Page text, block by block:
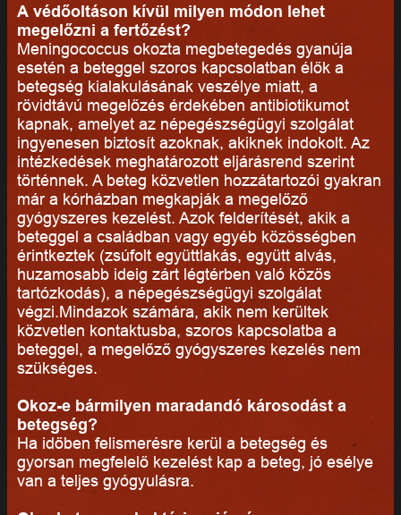
A védőoltáson kívül milyen módon lehet
megelőzni a fertőzést?
Meningococcus okozta megbetegedés gyanúja
esetén a beteggel szoros kapcsolatban élők a
betegség kialakulásának veszélye miatt, a
rövidtávú megelőzés érdekében antibiotikumot
kapnak, amelyet az népegészségügyi szolgálat
ingyenesen biztosít azoknak, akiknek indokolt. Az
intézkedések meghatározott eljárásrend szerint
történnek. A beteg közvetlen hozzátartozói gyakran
már a kórházban megkapják a megelőző
gyógyszeres kezelést. Azok felderítését, akik a
beteggel a családban vagy egyéb közösségben
érintkeztek (zsúfolt együttlakás, együtt alvás,
huzamosabb ideig zárt légtérben való közös
tartózkodás), a népegészségügyi szolgálat
végzi.Mindazok számára, akik nem kerültek
közvetlen kontaktusba, szoros kapcsolatba a
beteggel, a megelőző gyógyszeres kezelés nem
szükséges.
Okoz-e bármilyen maradandó károsodást a
betegség?
Ha időben felismerésre kerül a betegség és
gyorsan megfelelő kezelést kap a beteg, jó esélye
van a teljes gyógyulásra.